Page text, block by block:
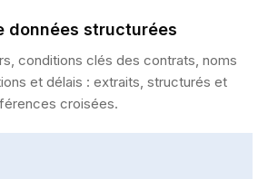
données structurées
conditions clés des contrats, noms
et délais : extraits, structurés et
croisées.